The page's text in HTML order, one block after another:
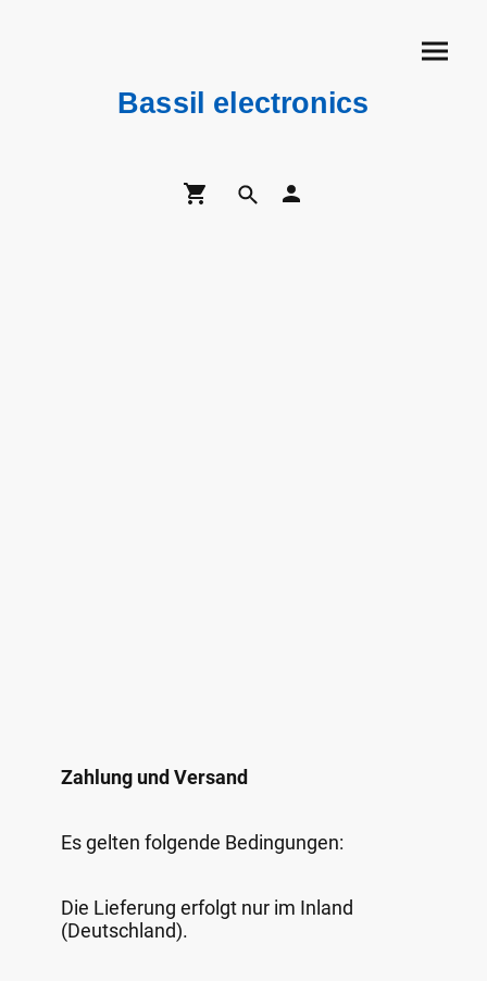
Bassil electronics
Zahlung und Versand
Es gelten folgende Bedingungen:
Die Lieferung erfolgt nur im Inland
(Deutschland).